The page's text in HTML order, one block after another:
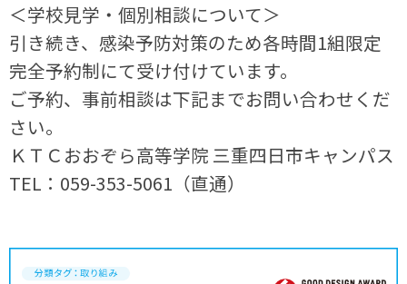
＜学校見学・個別相談について＞
引き続き、感染予防対策のため各時間1組限定
完全予約制にて受け付けています。
ご予約、事前相談は下記までお問い合わせくだ
さい。
ＫＴＣおおぞら高等学院 三重四日市キャンパス
TEL：059-353-5061（直通）